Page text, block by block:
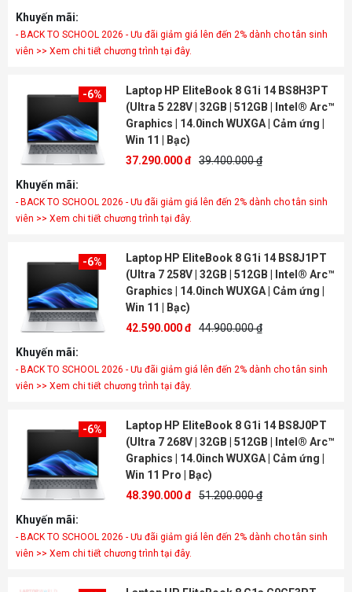
Khuyến mãi:
- BACK TO SCHOOL 2026 - Ưu đãi giảm giá lên đến 2% dành cho tân sinh
viên >> Xem chi tiết chương trình tại đây.
-6%
Laptop HP EliteBook 8 G1i 14 BS8H3PT
(Ultra 5 228V | 32GB | 512GB | Intel® Arc™
Graphics | 14.0inch WUXGA | Cảm ứng |
Win 11 | Bạc)
37.290.000 đ 39.400.000 ₫
Khuyến mãi:
- BACK TO SCHOOL 2026 - Ưu đãi giảm giá lên đến 2% dành cho tân sinh
viên >> Xem chi tiết chương trình tại đây.
-6%
Laptop HP EliteBook 8 G1i 14 BS8J1PT
(Ultra 7 258V | 32GB | 512GB | Intel® Arc™
Graphics | 14.0inch WUXGA | Cảm ứng |
Win 11 | Bạc)
42.590.000 đ 44.900.000 ₫
Khuyến mãi:
- BACK TO SCHOOL 2026 - Ưu đãi giảm giá lên đến 2% dành cho tân sinh
viên >> Xem chi tiết chương trình tại đây.
-6%
Laptop HP EliteBook 8 G1i 14 BS8J0PT
(Ultra 7 268V | 32GB | 512GB | Intel® Arc™
Graphics | 14.0inch WUXGA | Cảm ứng |
Win 11 Pro | Bạc)
48.390.000 đ 51.200.000 ₫
Khuyến mãi:
- BACK TO SCHOOL 2026 - Ưu đãi giảm giá lên đến 2% dành cho tân sinh
viên >> Xem chi tiết chương trình tại đây.